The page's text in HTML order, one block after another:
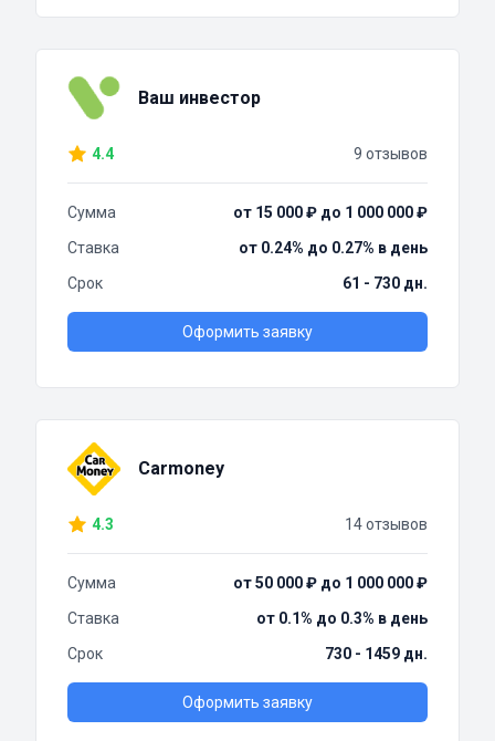
Ваш инвестор
4.4 9 отзывов
Сумма
от 15 000 ₽ до 1 000 000 ₽
Ставка
от 0.24% до 0.27% в день
Срок
61 - 730 дн.
Оформить заявку
Carmoney
4.3 14 отзывов
Сумма
от 50 000 ₽ до 1 000 000 ₽
Ставка
от 0.1% до 0.3% в день
Срок
730 - 1459 дн.
Оформить заявку